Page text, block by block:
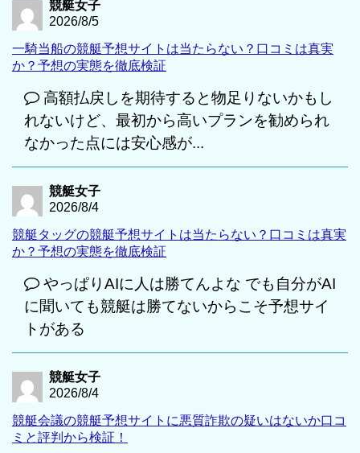
競艇女子
2026/8/5
一騎当船の競艇予想サイトは当たらない？口コミは真実
か？予想の実態を徹底検証
高額払戻しを期待すると物足りないかもし
れないけど、最初から高いプランを勧められ
なかった点には安心感が...
競艇女子
2026/8/4
競艇タッグの競艇予想サイトは当たらない？口コミは真実
か？予想の実態を徹底検証
やっぱりAIに人は勝てんよな でも自分がAI
に聞いても競艇は勝てないからこそ予想サイ
トがある
競艇女子
2026/8/4
競艇会議の競艇予想サイトに悪質詐欺の疑いはないか口コ
ミと評判から検証！